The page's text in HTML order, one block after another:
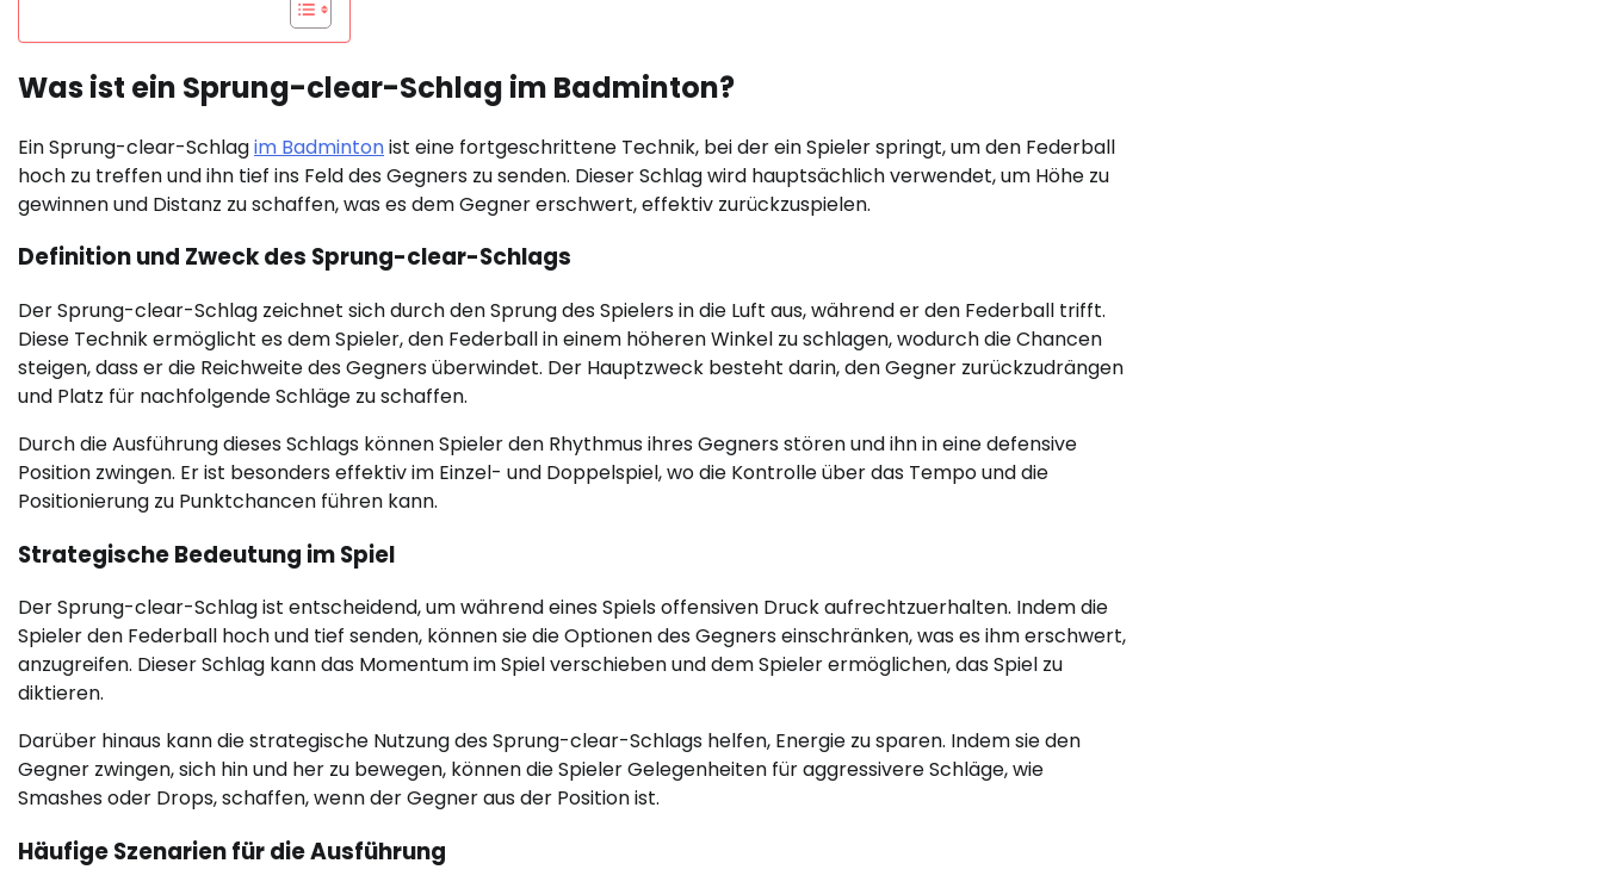
Was ist ein Sprung-clear-Schlag im Badminton?
Ein Sprung-clear-Schlagim Badmintonist eine fortgeschrittene Technik, bei der ein Spieler springt, um den Federball
hoch zu treffen und ihn tief ins Feld des Gegners zu senden. Dieser Schlag wird hauptsächlich verwendet, um Höhe zu
gewinnen und Distanz zu schaffen, was es dem Gegner erschwert, effektiv zurückzuspielen.
Definition und Zweck des Sprung-clear-Schlags
Der Sprung-clear-Schlag zeichnet sich durch den Sprung des Spielers in die Luft aus, während er den Federball trifft.
Diese Technik ermöglicht es dem Spieler, den Federball in einem höheren Winkel zu schlagen, wodurch die Chancen
steigen, dass er die Reichweite des Gegners überwindet. Der Hauptzweck besteht darin, den Gegner zurückzudrängen
und Platz für nachfolgende Schläge zu schaffen.
Durch die Ausführung dieses Schlags können Spieler den Rhythmus ihres Gegners stören und ihn in eine defensive
Position zwingen. Er ist besonders effektiv im Einzel- und Doppelspiel, wo die Kontrolle über das Tempo und die
Positionierung zu Punktchancen führen kann.
Strategische Bedeutung im Spiel
Der Sprung-clear-Schlag ist entscheidend, um während eines Spiels offensiven Druck aufrechtzuerhalten. Indem die
Spieler den Federball hoch und tief senden, können sie die Optionen des Gegners einschränken, was es ihm erschwert,
anzugreifen. Dieser Schlag kann das Momentum im Spiel verschieben und dem Spieler ermöglichen, das Spiel zu
diktieren.
Darüber hinaus kann die strategische Nutzung des Sprung-clear-Schlags helfen, Energie zu sparen. Indem sie den
Gegner zwingen, sich hin und her zu bewegen, können die Spieler Gelegenheiten für aggressivere Schläge, wie
Smashes oder Drops, schaffen, wenn der Gegner aus der Position ist.
Häufige Szenarien für die Ausführung